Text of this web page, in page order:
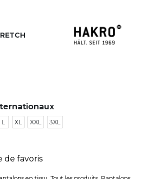
L XL XXL 3XL
de favoris